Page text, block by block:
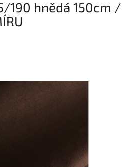
190 hnědá 150cm /